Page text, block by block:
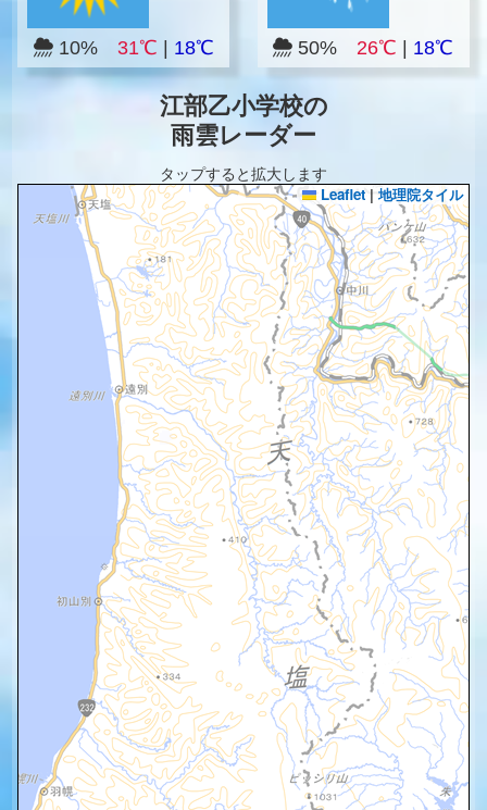
10% 31℃ 18℃ 50% 26℃ 18℃
江部乙小学校の
雨雲レーダー
タップすると拡大します
Leaflet | 地理院タイル